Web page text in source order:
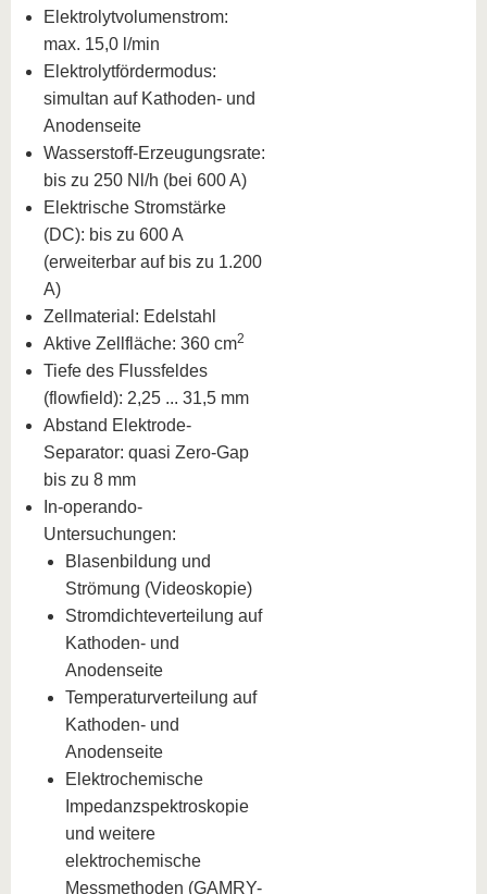
Elektrolytvolumenstrom:
max. 15,0 l/min
Elektrolytfördermodus:
simultan auf Kathoden- und
Anodenseite
Wasserstoff-Erzeugungsrate:
bis zu 250 Nl/h (bei 600 A)
Elektrische Stromstärke
(DC): bis zu 600 A
(erweiterbar auf bis zu 1.200
A)
Zellmaterial: Edelstahl
Aktive Zellfläche: 360 cm2
Tiefe des Flussfeldes
(flowfield): 2,25 ... 31,5 mm
Abstand Elektrode-
Separator: quasi Zero-Gap
bis zu 8 mm
In-operando-
Untersuchungen:
Blasenbildung und
Strömung (Videoskopie)
Stromdichteverteilung auf
Kathoden- und
Anodenseite
Temperaturverteilung auf
Kathoden- und
Anodenseite
Elektrochemische
Impedanzspektroskopie
und weitere
elektrochemische
Messmethoden (GAMRY-